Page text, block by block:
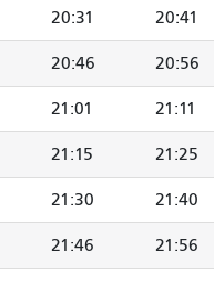
20:31 20:41
20:46 20:56
21:01 21:11
21:15 21:25
21:30 21:40
21:46 21:56